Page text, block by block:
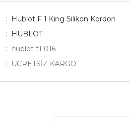
Hublot F 1 King Silikon Kordon
HUBLOT
hublot f1 016
ÜCRETSİZ KARGO